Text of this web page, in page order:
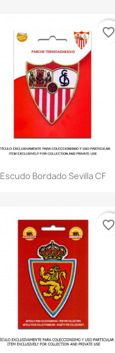
Escudo Bordado Sevilla CF
favorite_border
favorite_border